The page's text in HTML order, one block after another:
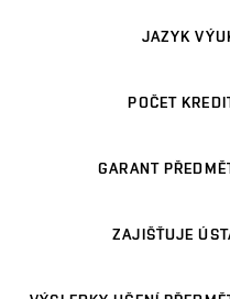
JAZYK
POČET
GARANT
ZAJIŠŤUJE